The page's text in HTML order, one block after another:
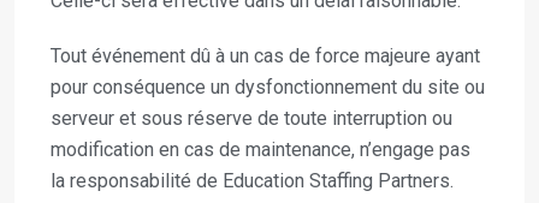
Tout événement dû à un cas de force majeure ayant
pour conséquence un dysfonctionnement du site ou
serveur et sous réserve de toute interruption ou
modification en cas de maintenance, n’engage pas
la responsabilité de Education Staffing Partners.